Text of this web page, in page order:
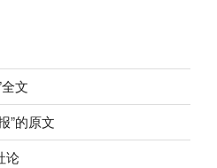
文
”的原文
论